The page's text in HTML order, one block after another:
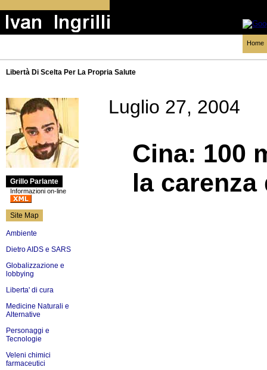
Home
Libertà Di Scelta Per La Propria Salute
Grillo Parlante
Informazioni on-line
Site Map
Ambiente
Dietro AIDS e SARS
Globalizzazione e
lobbying
Liberta' di cura
Medicine Naturali e
Alternative
Personaggi e
Tecnologie
Veleni chimici
farmaceutici
Luglio 27, 2004
Cina: 100
la carenza